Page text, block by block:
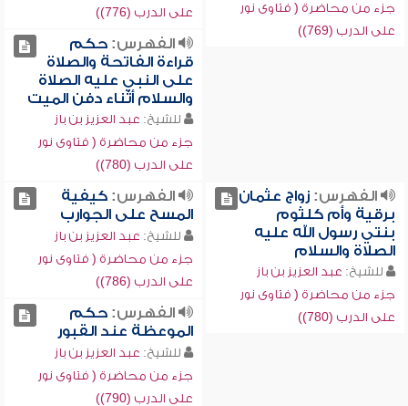
جزء من محاضرة ( فتاوى نور
على الدرب (769))
على الدرب (776))
الفهرس:حكم
قراءة الفاتحة والصلاة
على النبي عليه الصلاة
والسلام أثناء دفن الميت
للشيخ: عبد العزيز بن باز
جزء من محاضرة ( فتاوى نور
على الدرب (780))
الفهرس:زواج عثمان
برقية وأم كلثوم
بنتي رسول الله عليه
الصلاة والسلام
للشيخ: عبد العزيز بن باز
جزء من محاضرة ( فتاوى نور
على الدرب (780))
الفهرس:كيفية
المسح على الجوارب
للشيخ: عبد العزيز بن باز
جزء من محاضرة ( فتاوى نور
على الدرب (786))
الفهرس:حكم
الموعظة عند القبور
للشيخ: عبد العزيز بن باز
جزء من محاضرة ( فتاوى نور
على الدرب (790))